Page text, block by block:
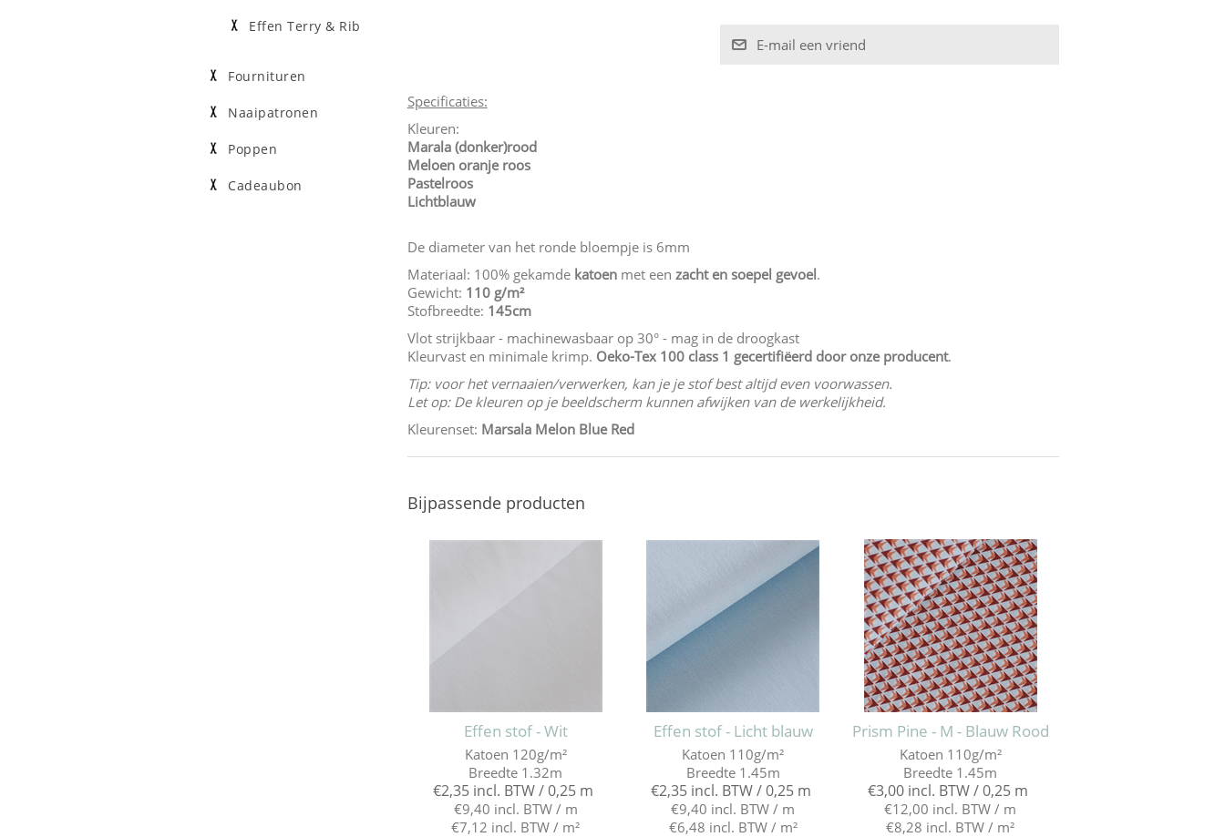
Specificaties:
Kleuren:
Marala (donker)rood
Meloen oranje roos
Pastelroos
Lichtblauw
De diameter van het ronde bloempje is 6mm
Materiaal: 100% gekamde katoenmet een zacht en soepel gevoel.
Gewicht: 110 g/m²
Stofbreedte: 145cm
Vlot strijkbaar - machinewasbaar op 30° - mag in de droogkast
Kleurvast en minimale krimp. Oeko-Tex 100 class 1 gecertifiëerd door onze producent.
Tip: voor het vernaaien/verwerken, kan je je stof best altijd even voorwassen.
Let op: De kleuren op je beeldscherm kunnen afwijken van de werkelijkheid.
Kleurenset: Marsala Melon Blue Red
Bijpassende producten
Effen stof - Wit
Katoen 120g/m²
Breedte 1.32m
€2,35 incl. BTW / 0,25 m
€9,40 incl. BTW / m
€7,12 incl. BTW / m²
Effen stof - Licht blauw
Katoen 110g/m²
Breedte 1.45m
€2,35 incl. BTW / 0,25 m
€9,40 incl. BTW / m
€6,48 incl. BTW / m²
Prism Pine - M - Blauw Rood
Katoen 110g/m²
Breedte 1.45m
€3,00 incl. BTW / 0,25 m
€12,00 incl. BTW / m
€8,28 incl. BTW / m²
Effen Terry & Rib
Fournituren
Naaipatronen
Poppen
Cadeaubon